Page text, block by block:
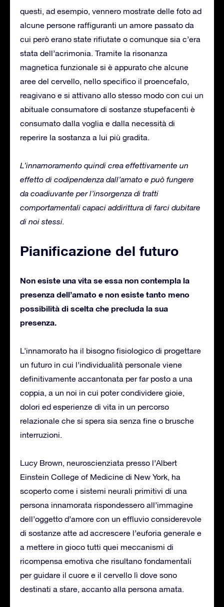
questi, ad esempio, vennero mostrate delle foto ad
alcune persone raffiguranti un amore passato da
cui però erano state rifiutate o comunque sia c’era
stata dell’acrimonia. Tramite la risonanza
magnetica funzionale si è appurato che alcune
aree del cervello, nello specifico il proencefalo,
reagivano e si attivano allo stesso modo con cui un
abituale consumatore di sostanze stupefacenti è
consumato dalla voglia e dalla necessità di
reperire la sostanza a lui più gradita.
L’innamoramento quindi crea effettivamente un
effetto di codipendenza dall’amato e può fungere
da coadiuvante per l’insorgenza di tratti
comportamentali capaci addirittura di farci dubitare
di noi stessi.
Pianificazione del futuro
Non esiste una vita se essa non contempla la
presenza dell’amato e non esiste tanto meno
possibilità di scelta che precluda la sua
presenza.
L’innamorato ha il bisogno fisiologico di progettare
un futuro in cui l’individualità personale viene
definitivamente accantonata per far posto a una
coppia, a un noi in cui poter condividere gioie,
dolori ed esperienze di vita in un percorso
relazionale che si spera sia senza fine o brusche
interruzioni.
Lucy Brown, neuroscienziata presso l’Albert
Einstein College of Medicine di New York, ha
scoperto come i sistemi neurali primitivi di una
persona innamorata rispondessero all’immagine
dell’oggetto d’amore con un effluvio considerevole
di sostanze atte ad accrescere l’euforia generale e
a mettere in gioco tutti quei meccanismi di
ricompensa emotiva che risultano fondamentali
per guidare il cuore e il cervello lì dove sono
destinati a stare, accanto alla persona amata.